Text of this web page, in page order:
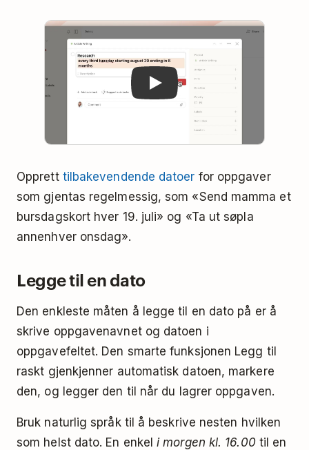
Play
Opprett tilbakevendende datoer for oppgaver
som gjentas regelmessig, som «Send mamma et
bursdagskort hver 19. juli» og «Ta ut søpla
annenhver onsdag».
Legge til en dato
Den enkleste måten å legge til en dato på er å
skrive oppgavenavnet og datoen i
oppgavefeltet. Den smarte funksjonen Legg til
raskt gjenkjenner automatisk datoen, markere
den, og legger den til når du lagrer oppgaven.
Bruk naturlig språk til å beskrive nesten hvilken
som helst dato. En enkeli morgen kl. 16.00til en